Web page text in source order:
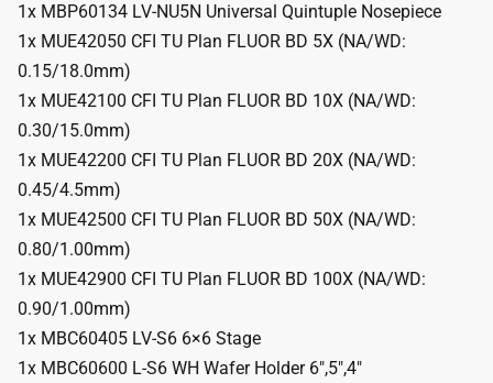
1x MBP60134 LV-NU5N Universal Quintuple Nosepiece
1x MUE42050 CFI TU Plan FLUOR BD 5X (NA/WD:
0.15/18.0mm)
1x MUE42100 CFI TU Plan FLUOR BD 10X (NA/WD:
0.30/15.0mm)
1x MUE42200 CFI TU Plan FLUOR BD 20X (NA/WD:
0.45/4.5mm)
1x MUE42500 CFI TU Plan FLUOR BD 50X (NA/WD:
0.80/1.00mm)
1x MUE42900 CFI TU Plan FLUOR BD 100X (NA/WD:
0.90/1.00mm)
1x MBC60405 LV-S6 6×6 Stage
1x MBC60600 L-S6 WH Wafer Holder 6″,5″,4″